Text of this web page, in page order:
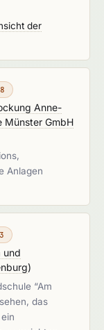
der
Anne-
Münster GmbH
Anlagen
und
)
“Am
das